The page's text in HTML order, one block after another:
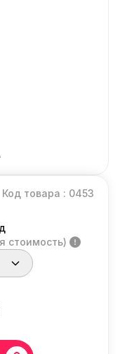
Код товара : 0453
стоимость)